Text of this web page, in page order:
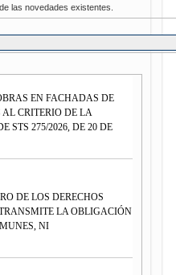
las novedades existentes.
EN FACHADAS DE
AL CRITERIO DE LA
STS 275/2026, DE 20 DE
DE LOS DERECHOS
LA OBLIGACIÓN
NI